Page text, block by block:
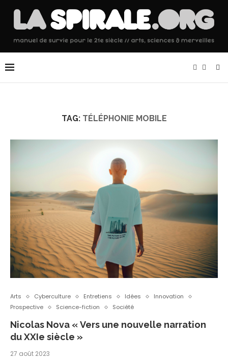
TAG: TÉLÉPHONIE MOBILE
Arts Cyberculture Entretiens Idées
Innovation
Prospective
Science-fiction Société
Nicolas Nova « Vers une nouvelle narration
du XXIe siècle »
27 août 2023